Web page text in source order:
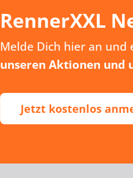
RennerXXL
Melde Dich hier an
unseren Aktionen und
Jetzt kostenlos